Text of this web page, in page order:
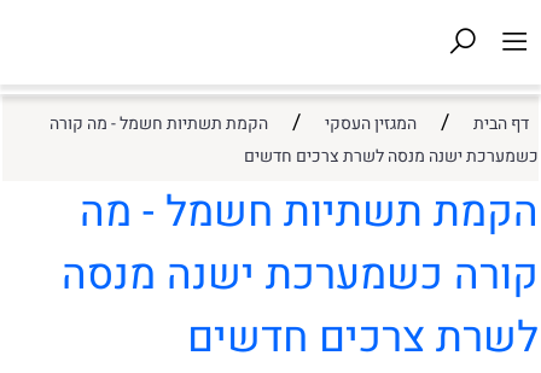
דף הבית / המגזין העסקי /
הקמת תשתיות חשמל - מה קורה
כשמערכת ישנה מנסה לשרת צרכים חדשים
הקמת תשתיות חשמל - מה
קורה כשמערכת ישנה מנסה
לשרת צרכים חדשים